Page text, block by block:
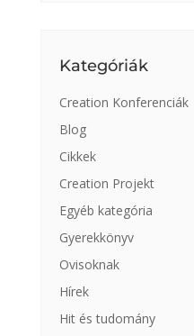
Kategóriák
Creation Konferenciák
Blog
Cikkek
Creation Projekt
Egyéb kategória
Gyerekkönyv
Ovisoknak
Hírek
Hit és tudomány